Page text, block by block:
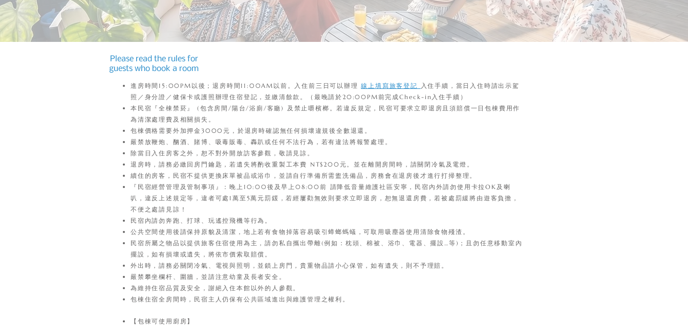
Please read the rules for
guests who book a room
進房時間15:00PM以後；退房時間11:00AM以前。入住前三日可以辦理線上填寫旅客登記
入住手續，當日入住時請出示駕
照／身分證／健保卡或護照辦理住宿登記，並繳清餘款。（最晚請於20:00PM前完成Check-in入住手續）
本民宿『全棟禁菸』 (包含房間/陽台/浴廁/客廳) 及禁止嚼檳榔。若違反規定，民宿可要求立即退房且須賠償一日包棟費用作
為清潔處理費及相關損失。
包棟價格需要外加押金3000元，於退房時確認無任何損壞違規後全數退還。
嚴禁放鞭炮、酗酒、賭博、吸毒販毒、轟趴或任何不法行為，若有違法將報警處理。
除當日入住房客之外，恕不對外開放訪客參觀，敬請見諒。
退房時，請務必繳回房門鑰匙，若遺失將酌收重製工本費 NT$200元。並在離開房間時，請關閉冷氣及電燈。
續住的房客，民宿不提供更換床單被品或浴巾，並請自行準備所需盥洗備品，房務會在退房後才進行打掃整理。
『民宿經營管理及管制事項』：晚上10:00後及早上08:00前 請降低音量維護社區安寧，民宿內外請勿使用卡拉OK及喇
叭，違反上述規定等，違者可處1萬至5萬元罰鍰，若經屢勸無效則要求立即退房，恕無退還房費，若被處罰緩將由遊客負擔，
不便之處請見諒！
民宿內請勿奔跑、打球、玩遙控飛機等行為。
公共空間使用後請保持原貌及清潔，地上若有食物掉落容易吸引蟑螂螞蟻，可取用吸塵器使用清除食物殘渣。
民宿所屬之物品以提供旅客住宿使用為主，請勿私自攜出帶離(例如：枕頭、棉被、浴巾、電器、擺設…等)；且勿任意移動室內
擺設，如有損壞或遺失，將依市價索取賠償。
外出時，請務必關閉冷氣、電視與照明，並鎖上房門，貴重物品請小心保管，如有遺失，則不予理賠。
嚴禁攀坐欄杆、圍牆，並請注意幼童及長者安全。
為維持住宿品質及安全，謝絕入住本館以外的人參觀。
包棟住宿全房間時，民宿主人仍保有公共區域進出與維護管理之權利。
【包棟可使用廚房】